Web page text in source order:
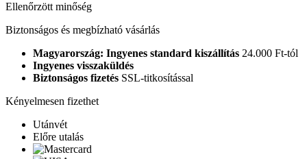
Ellenőrzött minőség
Biztonságos és megbízható vásárlás
Magyarország: Ingyenes standard kiszállítás 24.000 Ft-tól
Ingyenes visszaküldés
Biztonságos fizetés SSL-titkosítással
Kényelmesen fizethet
Utánvét
Előre utalás